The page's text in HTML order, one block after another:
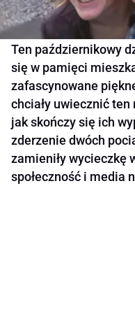
Ten październikowy
się w pamięci
zafascynowane
chciały uwiecznić
jak skończy się ich
zderzenie dwóch
zamieniły wycieczkę
społeczność i media